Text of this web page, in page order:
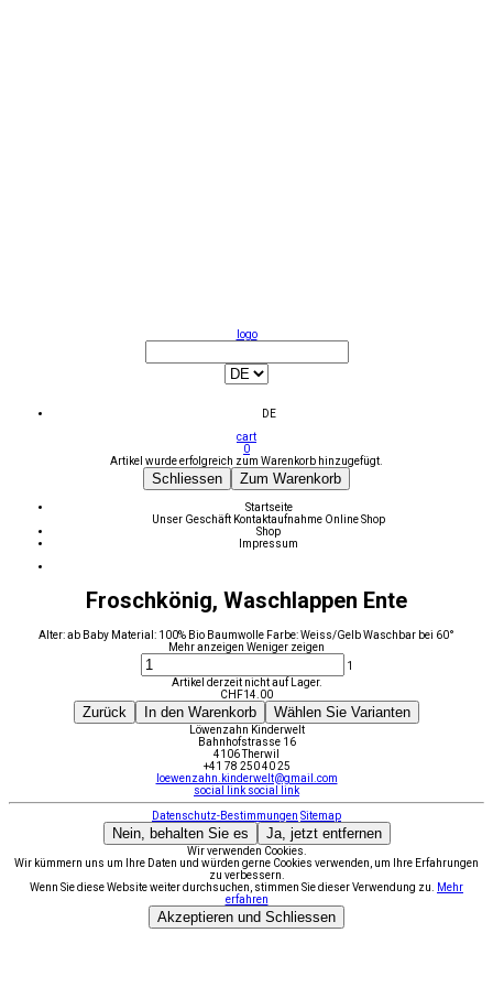
logo
DE
cart
0
Artikel wurde erfolgreich zum Warenkorb hinzugefügt.
Schliessen Zum Warenkorb
Startseite
Unser Geschäft Kontaktaufnahme Online Shop
Shop
Impressum
Froschkönig, Waschlappen Ente
Alter: ab Baby Material: 100% Bio Baumwolle Farbe: Weiss/Gelb Waschbar bei 60°
Mehr anzeigen Weniger zeigen
1
Artikel derzeit nicht auf Lager.
CHF14.00
Zurück In den Warenkorb Wählen Sie Varianten
Löwenzahn Kinderwelt
Bahnhofstrasse 16
4106 Therwil
+41 78 250 40 25
loewenzahn.kinderwelt@gmail.com
social link social link
Datenschutz-Bestimmungen Sitemap
Nein, behalten Sie es Ja, jetzt entfernen
Wir verwenden Cookies.
Wir kümmern uns um Ihre Daten und würden gerne Cookies verwenden, um Ihre Erfahrungen
zu verbessern.
Wenn Sie diese Website weiter durchsuchen, stimmen Sie dieser Verwendung zu.
Mehr
erfahren
Akzeptieren und Schliessen